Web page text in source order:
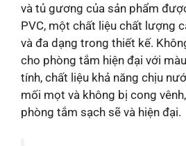
và tủ gương của sản phẩm
PVC, một chất liệu chất lượng
và đa dạng trong thiết kế.
cho phòng tắm hiện đại với
tính, chất liệu khả năng chịu
mối mọt và không bị cong
phòng tắm sạch sẽ và hiện đại.